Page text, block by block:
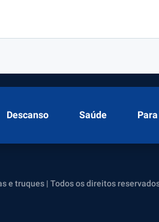
Descanso Saúde
e truques | Todos os direitos